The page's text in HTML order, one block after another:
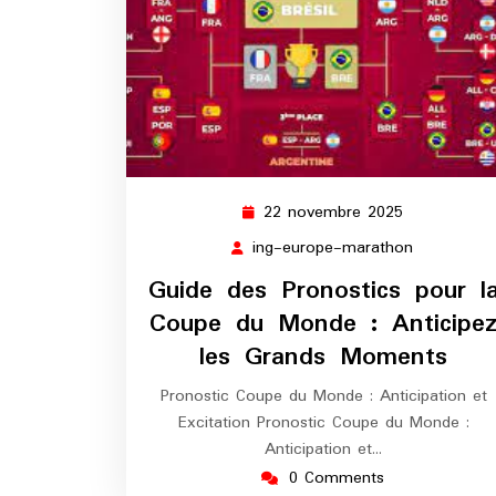
22 novembre 2025
novembre
ing-europe-marathon
marathon
Guide des Pronostics pour
Coupe du Monde : Anticipez
les Grands Moments
Pronostic Coupe du Monde : Anticipation et
Excitation Pronostic Coupe du Monde :
Anticipation et…
0 Comments